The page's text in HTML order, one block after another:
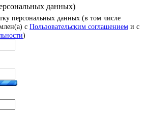
данных)
персональных данных (в том числе
с Пользовательским соглашением и с
)